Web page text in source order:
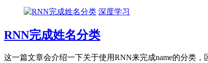
深度学习
RNN完成姓名分类
这一篇文章会介绍一下关于使用RNN来完成name的分类